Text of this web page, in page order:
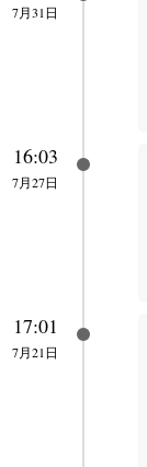
7月31日
16:03
7月27日
17:01
7月21日